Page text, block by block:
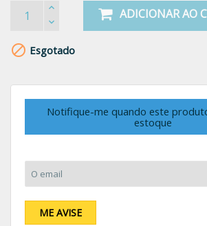
ADICIONAR AO
 Esgotado
Notifique-me quando este
estoque
ME AVISE